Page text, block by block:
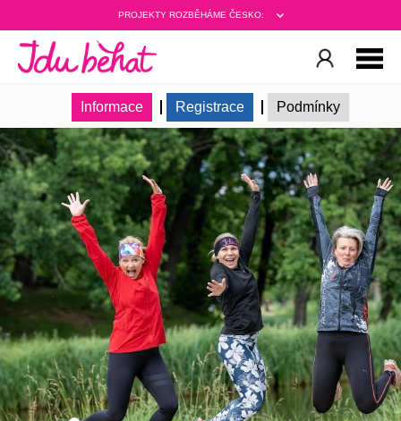
PROJEKTY ROZBĚHÁME ČESKO:
Informace Registrace Podmínky